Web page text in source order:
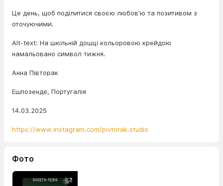
Це день, щоб поділитися своєю любов'ю та позитивом з
оточуючими.
Alt-text: На шкільній дошці кольоровою крейдою
намальовано символ тижня.
Анна Півторак
Ешпозенде, Португалія
14.03.2025
https://www.instagram.com/pivtorak.studio
Фото